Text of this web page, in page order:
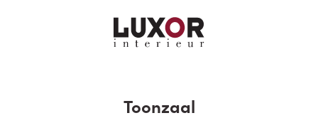
Toonzaal